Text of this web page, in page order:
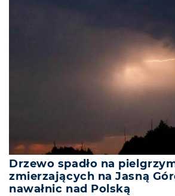
Drzewo spadło na
zmierzających na Jasną
nawałnic nad Polską